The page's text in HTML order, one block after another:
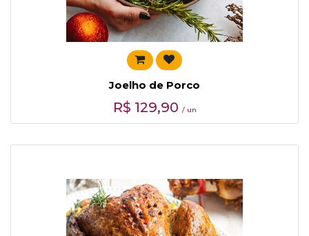
Joelho de Porco
R$ 129,90 / un